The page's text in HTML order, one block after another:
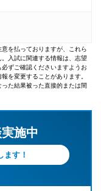
を払っておりますが、これら
入試に関連する情報は、志望
ずご確認くださいますようお
を変更することがあります。
た結果被った直接的または間
施中
す！